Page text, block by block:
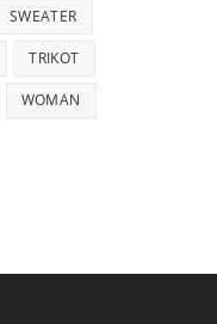
SWEATER
TRIKOT
WOMAN